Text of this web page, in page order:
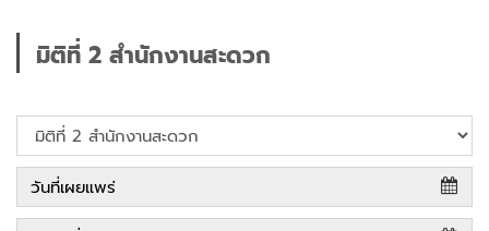
มิติที่ 2 สำนักงานสะดวก